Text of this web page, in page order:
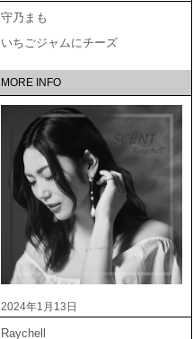
守乃まも
いちごジャムにチーズ
MORE INFO
2024年1月13日
Raychell